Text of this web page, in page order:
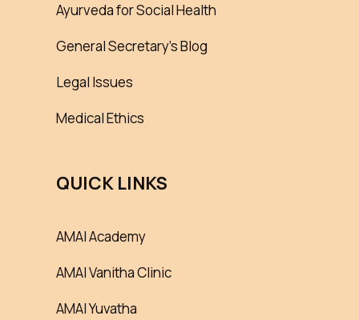
Ayurveda for Social Health
General Secretary’s Blog
Legal Issues
Medical Ethics
QUICK LINKS
AMAI Academy
AMAI Vanitha Clinic
AMAI Yuvatha